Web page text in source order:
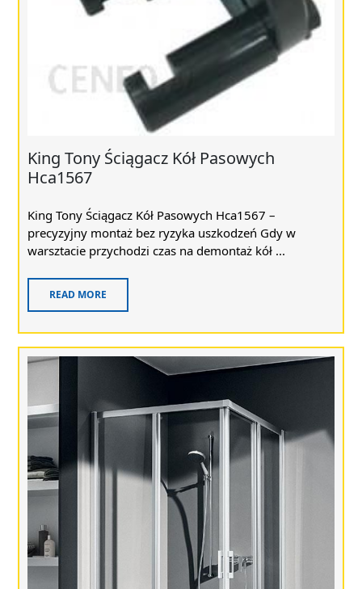
King Tony Ściągacz Kół Pasowych
Hca1567
King Tony Ściągacz Kół Pasowych Hca1567 –
precyzyjny montaż bez ryzyka uszkodzeń Gdy w
warsztacie przychodzi czas na demontaż kół ...
READ MORE